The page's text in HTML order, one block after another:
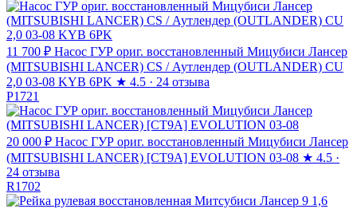
11 700 ₽ Насос ГУР ориг. восстановленный Мицубиси Лансер
(MITSUBISHI LANCER) CS / Аутлендер (OUTLANDER) CU
2,0 03-08 KYB 6PK ★ 4.5 · 24 отзыва
P1721
20 000 ₽ Насос ГУР ориг. восстановленный Мицубиси Лансер
(MITSUBISHI LANCER) [CT9A] EVOLUTION 03-08 ★ 4.5 ·
24 отзыва
R1702